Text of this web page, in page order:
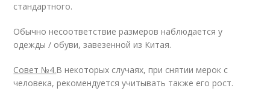
стандартного.
Обычно несоответствие размеров наблюдается у
одежды / обуви, завезенной из Китая.
Совет №4.В некоторых случаях, при снятии мерок с
человека, рекомендуется учитывать также его рост.